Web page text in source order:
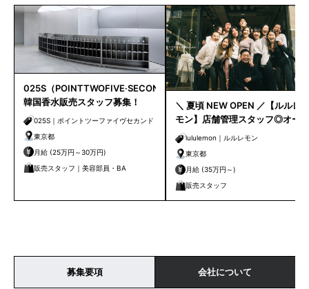
025S（POINTTWOFIVE·SECOND）
韓国香水販売スタッフ募集！
025S｜ポイントツーファイヴセカンド
東京都
月給 (25万円～30万円)
販売スタッフ｜美容部員・BA
＼ 夏頃 NEW OPEN ／【ルルレ
モン】店舗管理スタッフ◎オー
プニングスタッフ◎原宿
lululemon｜ルルレモン
東京都
月給 (35万円～)
販売スタッフ
募集要項 会社について